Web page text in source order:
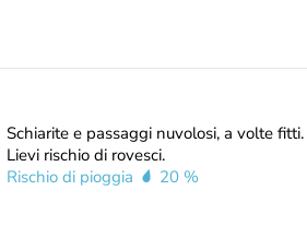
Schiarite e passaggi nuvolosi, a volte fitti.
Lievi rischio di rovesci.
Rischio di pioggia
20 %